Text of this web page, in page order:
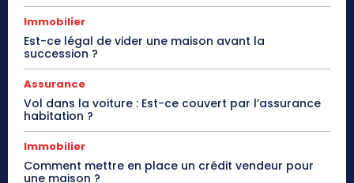
Immobilier
Est-ce légal de vider une maison avant la
succession ?
Assurance
Vol dans la voiture : Est-ce couvert par l’assurance
habitation ?
Immobilier
Comment mettre en place un crédit vendeur pour
une maison ?